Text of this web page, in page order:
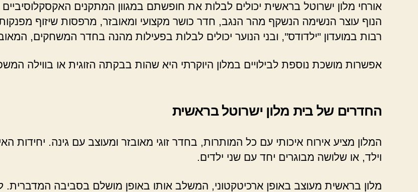
אורחי מלון ישרוטל בראשית יכולים לבלות את חופשתם במגוון המתקנים
הנוף עוצר הנשימה הנשקף מהר הנגב, חדר כושר מקצועי ומאובזר, מרפסות שיזוף
רבות במועדון "ילדודס", ובני הנוער יכולים לבלות בפעילות מהנה בחדר המשחקים,
אפשרות מושכת נוספת לבילויים במלון היוקרתי היא שהות בבקתה הזוגית או בווילה
החדרים של בית מלון ישרוטל בראשית
המלון מציע אירוח איכותי עם כל המותרות, בחדר זוגי מאובזר ומעוצב עם גינה. יחידות
וילד, או שלושה מבוגרים יחד עם שני ילדים.
מלון בראשית מעוצב באופן ארכיטקטוני, המשלב אותו באופן מושלם בסביבה המדברית.